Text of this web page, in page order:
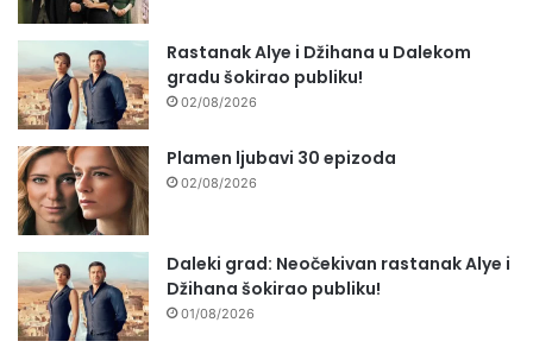
Rastanak Alye i Džihana u Dalekom
gradu šokirao publiku!
02/08/2026
Plamen ljubavi 30 epizoda
02/08/2026
Daleki grad: Neočekivan rastanak Alye i
Džihana šokirao publiku!
01/08/2026